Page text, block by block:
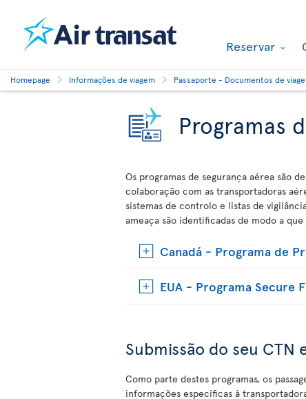
Reservar
Homepage Informações de viagem Passaporte - Documentos de
Programas
Os programas de segurança aérea são
colaboração com as transportadoras
sistemas de controlo e listas de
ameaça são identificadas de modo a
Canadá - Programa de
EUA - Programa Secure
Submissão do seu
Como parte destes programas, os
informações específicas à